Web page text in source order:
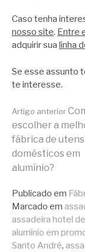
Caso tenha
nosso site. Entre
adquirir sua linha
Se esse assunto
te interesse.
lendo
Artigo anterior
escolher a
fábrica de
domésticos em
alumínio?
Publicado em
Marcado em
assadeira hotel
alumínio em
Santo André,